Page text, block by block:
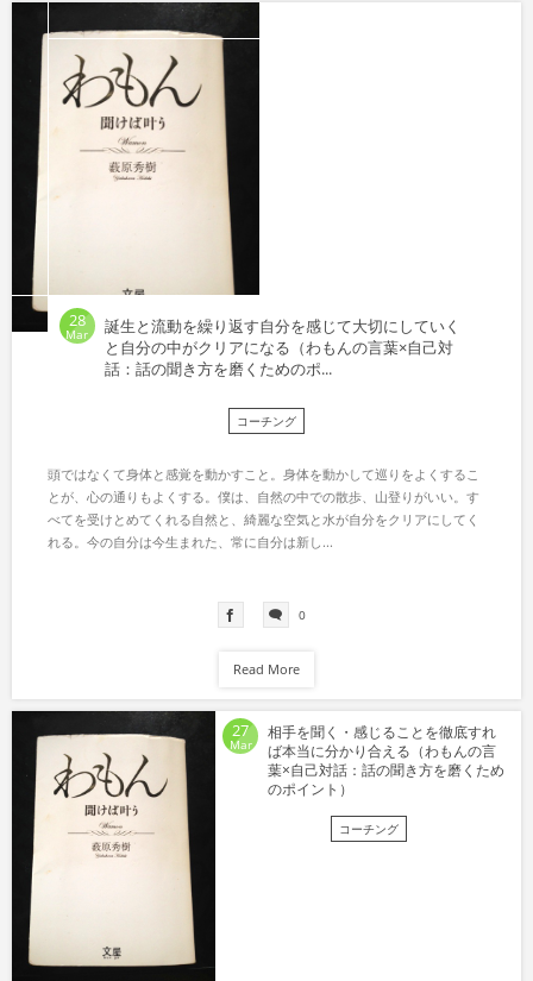
28
Mar
誕生と流動を繰り返す自分を感じて大切にしていく
と自分の中がクリアになる（わもんの言葉×自己対
話：話の聞き方を磨くためのポ...
コーチング
頭ではなくて身体と感覚を動かすこと。身体を動かして巡りをよくするこ
とが、心の通りもよくする。僕は、自然の中での散歩、山登りがいい。す
べてを受けとめてくれる自然と、綺麗な空気と水が自分をクリアにしてく
れる。今の自分は今生まれた、常に自分は新し...
0
Read More
27
Mar
相手を聞く・感じることを徹底すれ
ば本当に分かり合える（わもんの言
葉×自己対話：話の聞き方を磨くため
のポイント）
コーチング